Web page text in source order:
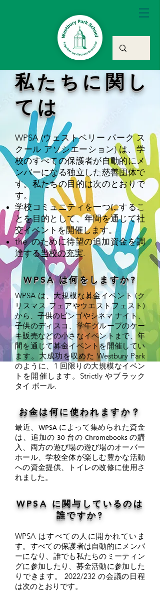
私たちに関し
ては
WPSA (ウェストベリー パーク ス
クール アソシエーション) は、学
校のすべての保護者が自動的にメ
ンバーになる独立した慈善団体で
す。私たちの目的は次のとおりで
す。
学校コミュニティを一つにするこ
とを目的として、年間を通じて社
交イベントを開催します。
the のために待望の追加資金を調
達する当校の充実.
WPSA は何をしますか?
WPSA は、大規模な募金イベント (ク
リスマス フェアやウエストフェスト)
から、子供のビンゴやシネマ ナイト、
子供のディスコ、学年グループのケー
キ販売などの小さなイベントまで、年
間を通じて募金イベントを開催してい
ます。大成功を収めた Westbury Park
のように、1 回限りの大規模なイベン
トを開催します。Strictly やブラック
タイ ボール.
お金は何に使われますか？
最近、WPSA によって集められた資金
は、追加の 30 台の Chromebooks の購
入、両方の遊び場の遊び場のオーバー
ホール、学校全体が楽しむ豊かな活動
への資金提供、トイレの改修に使用さ
れました。
WPSA に関与しているのは
誰ですか?
WPSA はすべての人に開かれていま
す。すべての保護者は自動的にメンバ
ーになり、誰でも私たちのミーティン
グに参加したり、募金活動に参加した
りできます。 2022/232 の会議の日程
は次のとおりです。